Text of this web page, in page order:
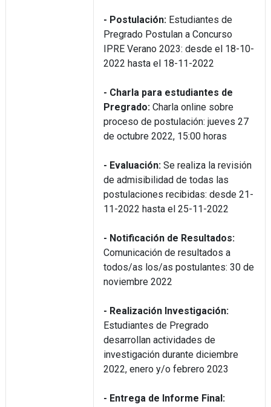
- Postulación:Estudiantes de
Pregrado Postulan a Concurso
IPRE Verano 2023: desde el 18-10-
2022 hasta el 18-11-2022
- Charla para estudiantes de
Pregrado:Charla online sobre
proceso de postulación: jueves 27
de octubre 2022, 15:00 horas
- Evaluación:Se realiza la revisión
de admisibilidad de todas las
postulaciones recibidas: desde 21-
11-2022 hasta el 25-11-2022
- Notificación de Resultados:
Comunicación de resultados a
todos/as los/as postulantes: 30 de
noviembre 2022
- Realización Investigación:
Estudiantes de Pregrado
desarrollan actividades de
investigación durante diciembre
2022, enero y/o febrero 2023
- Entrega de Informe Final: